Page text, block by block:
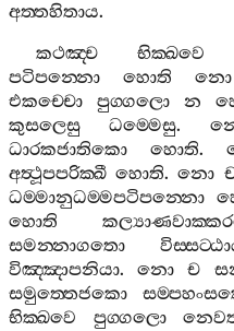
අත‍්තහිතාය.
කථඤ‍්ච
භික‍්ඛවෙ
පටිපන‍්නො
හොති නො
එකච‍්චො
පුග‍්ගලො න
කුසලෙසු
ධම‍්මෙසු.
ධාරකජාතිකො
හොති.
අත්‍ථූපපරික‍්ඛී හොති.නො
ධම‍්මානුධම‍්මපටිපන‍්නො
හොති
සමන‍්නාගතො
විඤ‍්ඤාපනියා.නො ච
සමුත‍්තෙජකො
භික‍්ඛවෙ
පුග‍්ගලො